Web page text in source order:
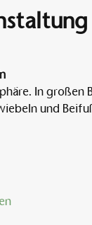
In großen
und